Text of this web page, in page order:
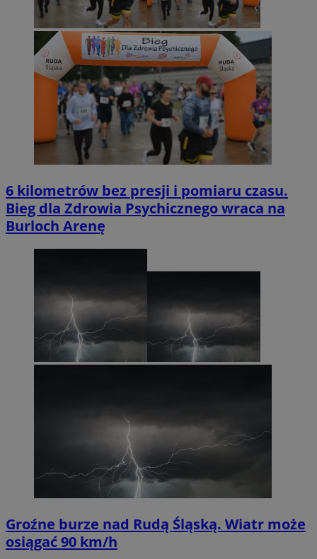
6 kilometrów bez presji i pomiaru czasu.
Bieg dla Zdrowia Psychicznego wraca na
Burloch Arenę
Groźne burze nad Rudą Śląską. Wiatr może
osiągać 90 km/h